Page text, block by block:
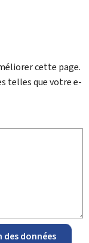
cette page.
telles que votre e-
données